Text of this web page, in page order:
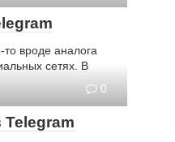
вроде аналога
сетях. В
0
Telegram